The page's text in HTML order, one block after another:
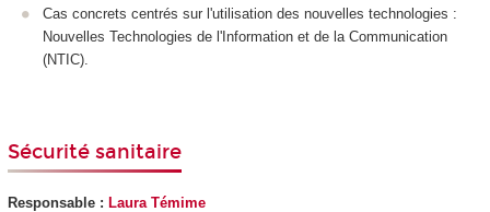
Cas concrets centrés sur l'utilisation des nouvelles technologies :
Nouvelles Technologies de l'Information et de la Communication
(NTIC).
Sécurité sanitaire
Responsable : Laura Témime